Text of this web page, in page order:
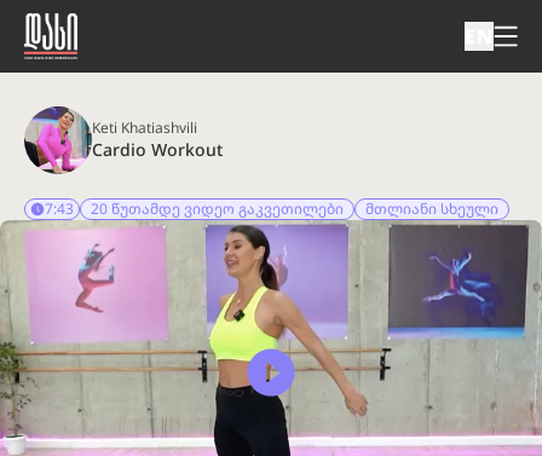
Keti Khatiashvili
Cardio Workout
7:43 20 წუთამდე ვიდეო გაკვეთილები მთლიანი სხეული